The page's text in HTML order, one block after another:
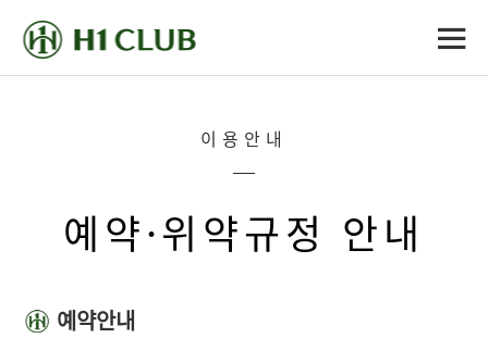
이용안내
예약·위약규정 안내
예약안내